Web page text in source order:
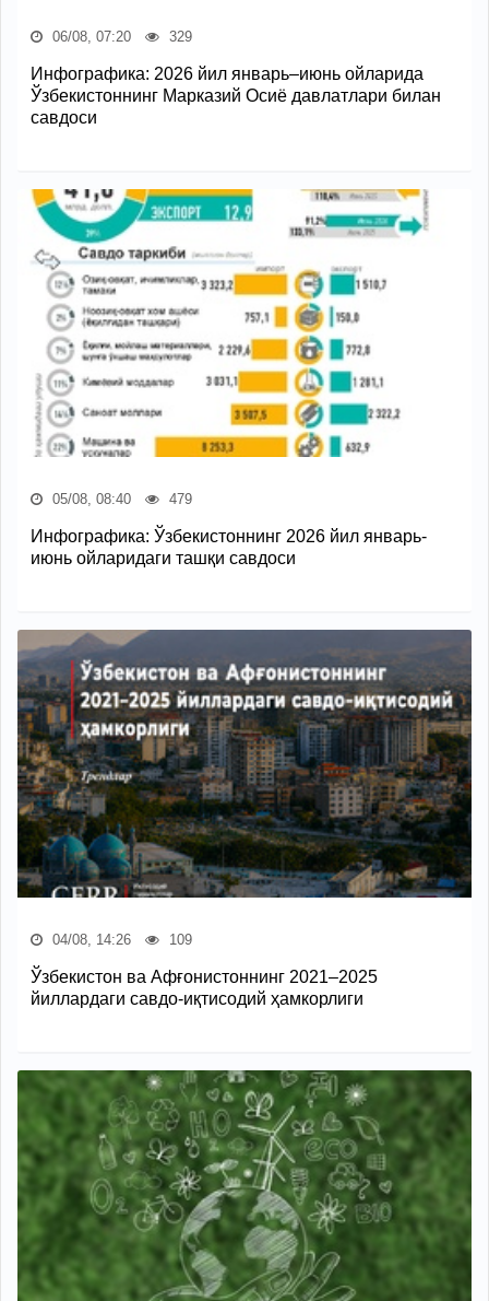
06/08, 07:20 329
Инфографика: 2026 йил январь–июнь ойларида
Ўзбекистоннинг Марказий Осиё давлатлари билан
савдоси
05/08, 08:40 479
Инфографика: Ўзбекистоннинг 2026 йил январь-
июнь ойларидаги ташқи савдоси
04/08, 14:26 109
Ўзбекистон ва Афғонистоннинг 2021–2025
йиллардаги савдо-иқтисодий ҳамкорлиги